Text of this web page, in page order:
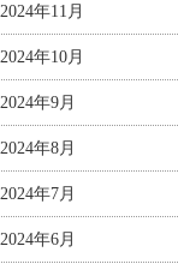
2024年11月
2024年10月
2024年9月
2024年8月
2024年7月
2024年6月